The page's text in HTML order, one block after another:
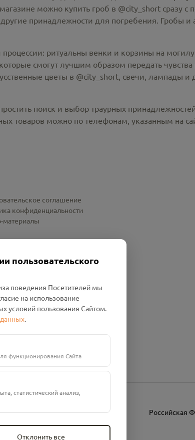
можно купить гроб в @city_short сразу с
принадлежности для погребения. Гробы и
ритуальны венки и корзины на
смогут лучшим образом передать
цветы в @city_short, свечи, лампады и
поиск и выбор траурных
товаров можно по телефонам, указанным на
соглашение
конфиденциальности
материалы
26А, пом. 18
Российская
пользовательского
поведения Посетителей мы
на использование
условий пользования Сайтом.
.
функционирования Сайта
статистический анализ,
Отклонить все